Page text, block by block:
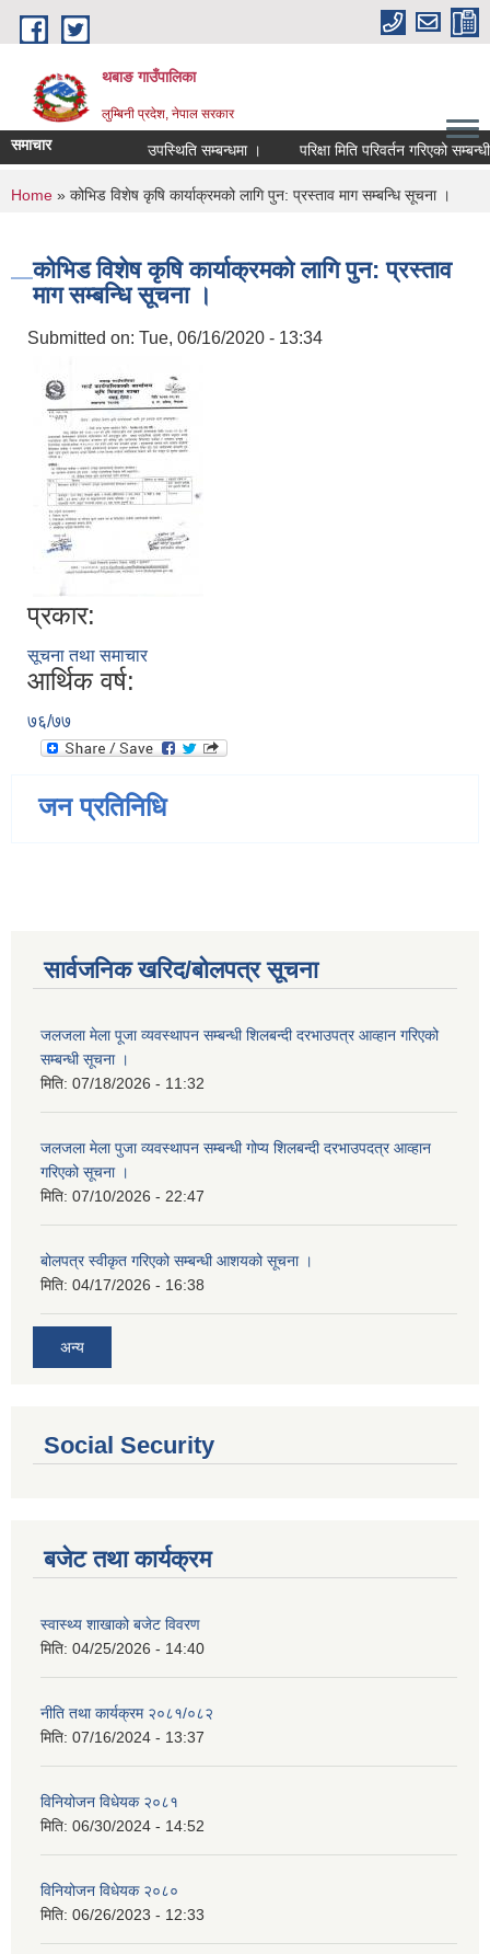
Skip to main content
थबाङ गाउँपालिका
लुम्बिनी प्रदेश, नेपाल सरकार
समाचार उपस्थिति सम्बन्धमा । परिक्षा मिति परिवर्तन गरिएको सम्बन्धी
You are here
Home » कोभिड विशेष कृषि कार्याक्रमको लागि पुन: प्रस्ताव माग सम्बन्धि सूचना ।
कोभिड विशेष कृषि कार्याक्रमको लागि पुन: प्रस्ताव
माग सम्बन्धि सूचना ।
Submitted on: Tue, 06/16/2020 - 13:34
प्रकार:
सूचना तथा समाचार
आर्थिक वर्ष:
७६/७७
जन प्रतिनिधि
सार्वजनिक खरिद/बोलपत्र सूचना
जलजला मेला पूजा व्यवस्थापन सम्बन्धी शिलबन्दी दरभाउपत्र आव्हान गरिएको
सम्बन्धी सूचना ।
मिति: 07/18/2026 - 11:32
जलजला मेला पुजा व्यवस्थापन सम्बन्धी गोप्य शिलबन्दी दरभाउपदत्र आव्हान
गरिएको सूचना ।
मिति: 07/10/2026 - 22:47
बोलपत्र स्वीकृत गरिएको सम्बन्धी आशयको सूचना ।
मिति: 04/17/2026 - 16:38
अन्य
Social Security
बजेट तथा कार्यक्रम
स्वास्थ्य शाखाको बजेट विवरण
मिति: 04/25/2026 - 14:40
नीति तथा कार्यक्रम २०८१/०८२
मिति: 07/16/2024 - 13:37
विनियोजन विधेयक २०८१
मिति: 06/30/2024 - 14:52
विनियोजन विधेयक २०८०
मिति: 06/26/2023 - 12:33